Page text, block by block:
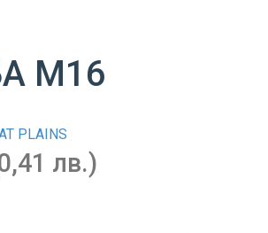
M16
PLAINS
лв.)